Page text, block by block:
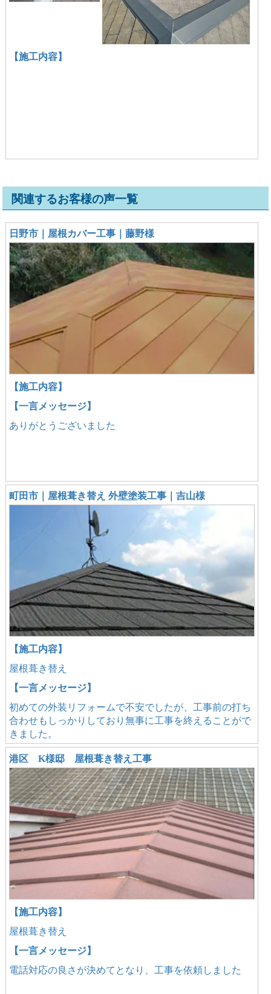
【施工内容】
関連するお客様の声一覧
日野市｜屋根カバー工事｜藤野様
【施工内容】
【一言メッセージ】
ありがとうございました
町田市｜屋根葺き替え 外壁塗装工事｜吉山様
【施工内容】
屋根葺き替え
【一言メッセージ】
初めての外装リフォームで不安でしたが、工事前の打ち
合わせもしっかりしており無事に工事を終えることがで
きました。
港区 K様邸 屋根葺き替え工事
【施工内容】
屋根葺き替え
【一言メッセージ】
電話対応の良さが決めてとなり、工事を依頼しました